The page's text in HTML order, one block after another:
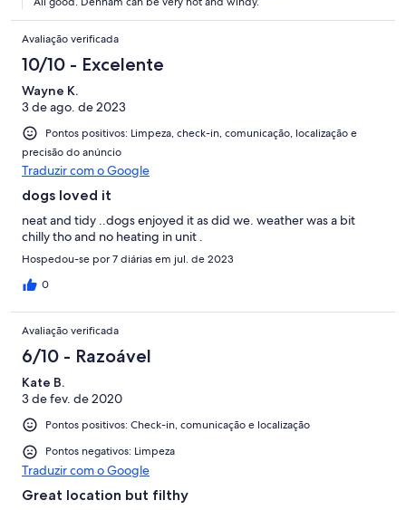
Avaliação verificada
10/10 - Excelente
Wayne K.
3 de ago. de 2023
Pontos positivos: Limpeza, check-in, comunicação, localização e
precisão do anúncio
Traduzir com o Google
dogs loved it
neat and tidy ..dogs enjoyed it as did we. weather was a bit
chilly tho and no heating in unit .
Hospedou-se por 7 diárias em jul. de 2023
0
Avaliação verificada
6/10 - Razoável
Kate B.
3 de fev. de 2020
Pontos positivos: Check-in, comunicação e localização
Pontos negativos: Limpeza
Traduzir com o Google
Great location but filthy